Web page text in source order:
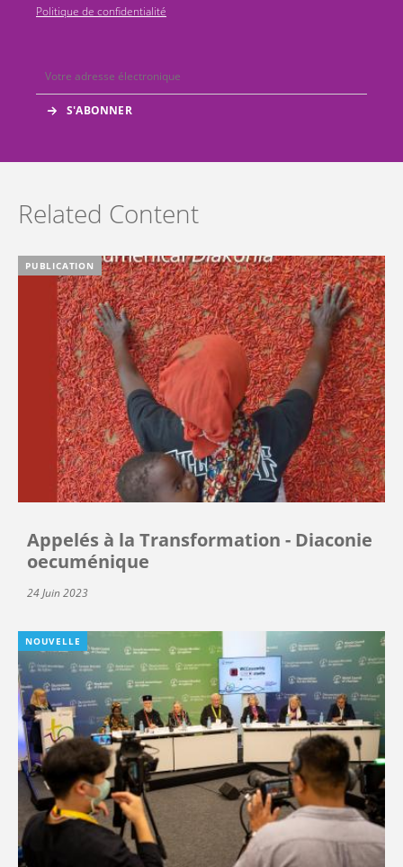
Politique de confidentialité
Related Content
PUBLICATION
Appelés à la Transformation - Diaconie
oecuménique
24 Juin 2023
NOUVELLE